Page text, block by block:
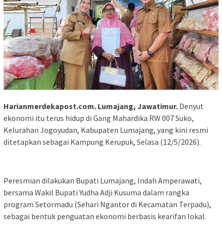
Harianmerdekapost.com. Lumajang, Jawatimur. Denyut
ekonomi itu terus hidup di Gang Mahardika RW 007 Suko,
Kelurahan Jogoyudan, Kabupaten Lumajang, yang kini resmi
ditetapkan sebagai Kampung Kerupuk, Selasa (12/5/2026).
Peresmian dilakukan Bupati Lumajang, Indah Amperawati,
bersama Wakil Bupati Yudha Adji Kusuma dalam rangka
program Setormadu (Sehari Ngantor di Kecamatan Terpadu),
sebagai bentuk penguatan ekonomi berbasis kearifan lokal.